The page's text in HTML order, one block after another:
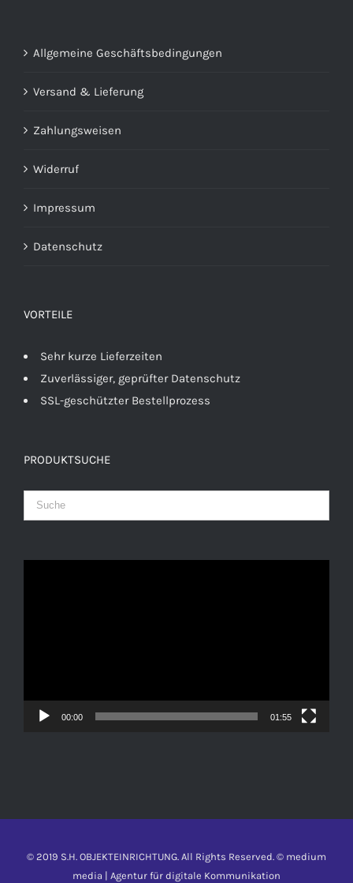
Allgemeine Geschäftsbedingungen
Versand & Lieferung
Zahlungsweisen
Widerruf
Impressum
Datenschutz
VORTEILE
Sehr kurze Lieferzeiten
Zuverlässiger, geprüfter Datenschutz
SSL-geschützter Bestellprozess
PRODUKTSUCHE
00:00 01:55
© 2019 S.H. OBJEKTEINRICHTUNG. All Rights Reserved. © medium
media | Agentur für digitale Kommunikation